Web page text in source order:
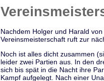
Nachdem Holger und Harald
Vereinsmeisterschaft ruft zur
Noch ist alles dicht zusammen
leider zwei Partien aus. In den
sich bis spät in die Nacht ihre
Kampf aufgelegt. Nach einer